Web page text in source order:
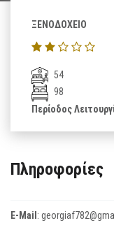
ΞΕΝΟΔΟΧΕΙΟ
54
98
Περίοδος
Πληροφορίες
E-Mail: